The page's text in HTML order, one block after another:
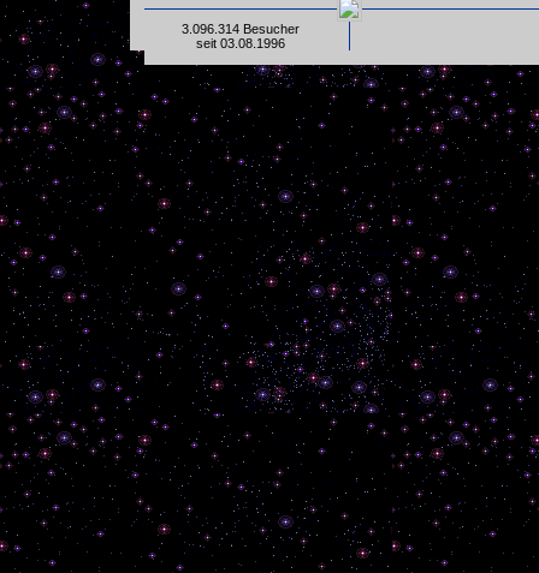
3.096.314 Besucher
seit 03.08.1996